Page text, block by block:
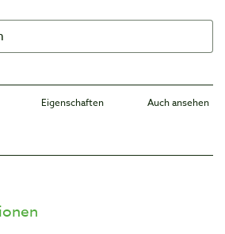
Eigenschaften Auch ansehen